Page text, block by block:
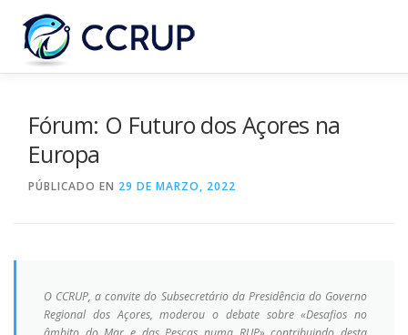
Fórum: O Futuro dos Açores na
Europa
PÚBLICADO EN 29 DE MARZO, 2022
O CCRUP, a convite do Subsecretário da Presidência do Governo
Regional dos Açores, moderou o debate sobre «Desafios no